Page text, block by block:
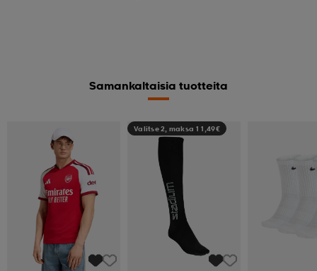
Samankaltaisia tuotteita
Valitse 2, maksa 11,49€